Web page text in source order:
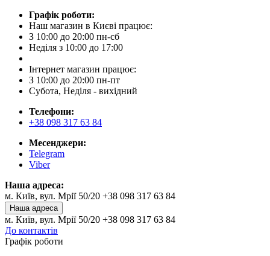
Графік роботи:
Наш магазин в Києві працює:
З 10:00 до 20:00 пн-сб
Неділя з 10:00 до 17:00
Інтернет магазин працює:
З 10:00 до 20:00 пн-пт
Субота, Неділя - вихідний
Телефони:
+38 098 317 63 84
Месенджери:
Telegram
Viber
Наша адреса:
м. Київ, вул. Мрії 50/20 +38 098 317 63 84
Наша адреса
м. Київ, вул. Мрії 50/20 +38 098 317 63 84
До контактів
Графік роботи